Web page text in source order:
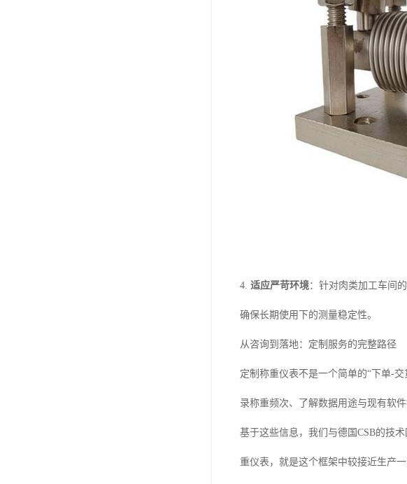
4. 适应严苛环境：针对肉类加工车间
确保长期使用下的测量稳定性。
从咨询到落地：定制服务的完整路径
定制称重仪表不是一个简单的“下单-
录称重频次、了解数据用途与现有软
基于这些信息，我们与德国CSB的技
重仪表，就是这个框架中较接近生产一